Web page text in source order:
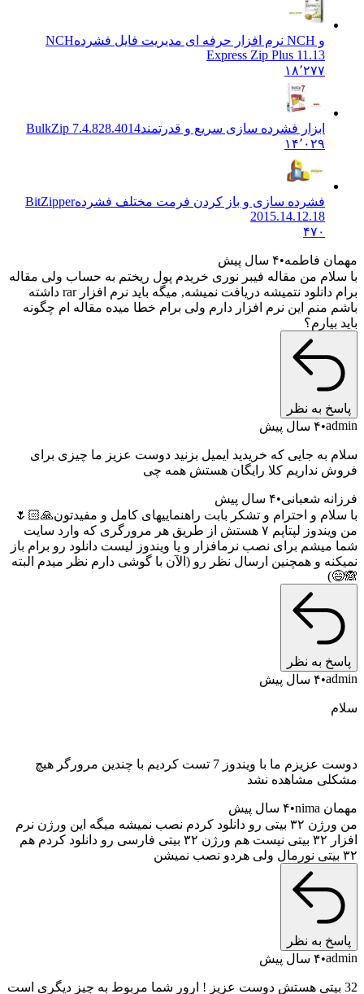
و NCH نرم افزار حرفه ای مدیریت فایل فشرده
NCH
Express Zip Plus 11.13
۱۸٬۲۷۷
ابزار فشرده سازی سریع و قدرتمندBulkZip 7.4.828.4014
۱۴٬۰۲۹
فشرده سازی و باز کردن فرمت مختلف فشردهBitZipper
2015.14.12.18
۴۷۰
مهمان فاطمه ۴ سال پیش
با سلام من مقاله فیبر نوری خریدم پول ریختم به حساب ولی مقاله
برام دانلود نتمیشه دریافت نمیشه, میگه باید نرم افزار rar داشته
باشم منم این نرم افزار دارم ولی برام خطا میده مقاله ام چگونه
باید بیارم؟
پاسخ به نظر
admin ۴ سال پیش
سلام به جایی که خریدید ایمیل بزنید دوست عزیز ما چیزی برای
فروش نداریم کلا رایگان هستش همه چی
فرزانه شعبانی ۴ سال پیش
با سلام و احترام و تشکر بابت راهنماییهای کامل و مفیدتون🙏🏻🌷
من ویندوز لپتاپم ۷ هستش از طریق هر مرورگری که وارد سایت
شما میشم برای نصب نرمافزار و یا ویندوز لیست دانلود رو برام باز
نمیکنه و همچنین ارسال نظر رو (الآن با گوشی دارم نظر میدم البته
🙈😅)
پاسخ به نظر
admin ۴ سال پیش
سلام
دوست عزیزم ما با ویندوز 7 تست کردیم با چندین مرورگر هیچ
مشکلی مشاهده نشد
مهمان nima
۴ سال پیش
من ورژن ۳۲ بیتی رو دانلود کردم نصب نمیشه میگه این ورژن نرم
افزار ۳۲ بیتی نیست هم ورژن ۳۲ بیتی فارسی رو دانلود کردم هم
۳۲ بیتی نورمال ولی هردو نصب نمیشن
پاسخ به نظر
admin ۴ سال پیش
32 بیتی هستش دوست عزیز ! ارور شما مربوط به چیز دیگری است